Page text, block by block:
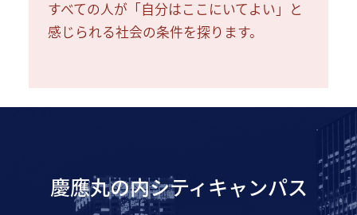
すべての人が「自分はここにいてよい」と
感じられる社会の条件を探ります。
慶應丸の内シティキャンパス